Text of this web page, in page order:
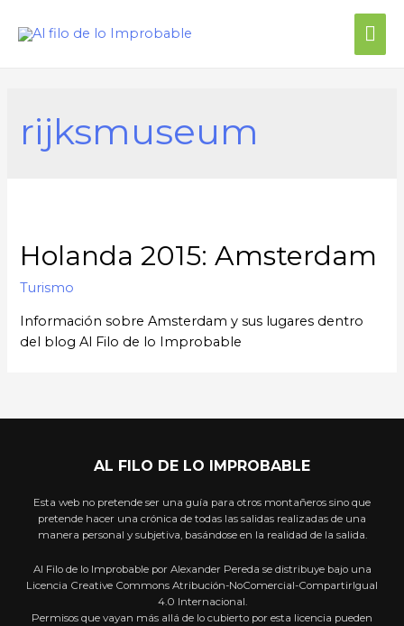
rijksmuseum
Holanda 2015: Amsterdam
Turismo
Información sobre Amsterdam y sus lugares dentro
del blog Al Filo de lo Improbable
AL FILO DE LO IMPROBABLE
Esta web no pretende ser una guía para otros montañeros sino que
pretende hacer una crónica de todas las salidas realizadas de una
manera personal y subjetiva, basándose en la realidad de la salida.
Al Filo de lo Improbable por Alexander Pereda se distribuye bajo una
Licencia Creative Commons Atribución-NoComercial-CompartirIgual
4.0 Internacional.
Permisos que vayan más allá de lo cubierto por esta licencia pueden